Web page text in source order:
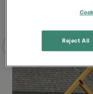
Reject All